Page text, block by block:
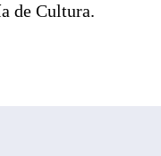
de Cultura.